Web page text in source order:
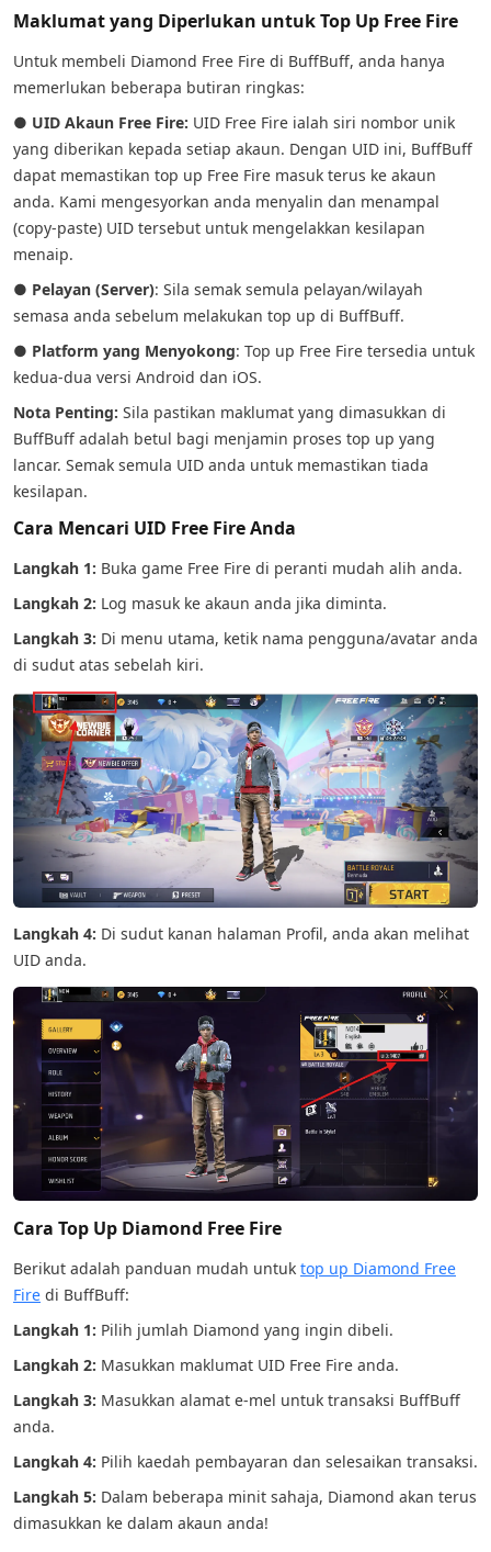
Maklumat yang Diperlukan untuk Top Up Free Fire
Untuk membeli Diamond Free Fire di BuffBuff, anda hanya
memerlukan beberapa butiran ringkas:
● UID Akaun Free Fire: UID Free Fire ialah siri nombor unik
yang diberikan kepada setiap akaun. Dengan UID ini, BuffBuff
dapat memastikan top up Free Fire masuk terus ke akaun
anda. Kami mengesyorkan anda menyalin dan menampal
(copy-paste) UID tersebut untuk mengelakkan kesilapan
menaip.
● Pelayan (Server): Sila semak semula pelayan/wilayah
semasa anda sebelum melakukan top up di BuffBuff.
● Platform yang Menyokong: Top up Free Fire tersedia untuk
kedua-dua versi Android dan iOS.
Nota Penting: Sila pastikan maklumat yang dimasukkan di
BuffBuff adalah betul bagi menjamin proses top up yang
lancar. Semak semula UID anda untuk memastikan tiada
kesilapan.
Cara Mencari UID Free Fire Anda
Langkah 1: Buka game Free Fire di peranti mudah alih anda.
Langkah 2: Log masuk ke akaun anda jika diminta.
Langkah 3: Di menu utama, ketik nama pengguna/avatar anda
di sudut atas sebelah kiri.
Langkah 4: Di sudut kanan halaman Profil, anda akan melihat
UID anda.
Cara Top Up Diamond Free Fire
Berikut adalah panduan mudah untuk top up Diamond Free
Fire di BuffBuff:
Langkah 1: Pilih jumlah Diamond yang ingin dibeli.
Langkah 2: Masukkan maklumat UID Free Fire anda.
Langkah 3: Masukkan alamat e-mel untuk transaksi BuffBuff
anda.
Langkah 4: Pilih kaedah pembayaran dan selesaikan transaksi.
Langkah 5: Dalam beberapa minit sahaja, Diamond akan terus
dimasukkan ke dalam akaun anda!